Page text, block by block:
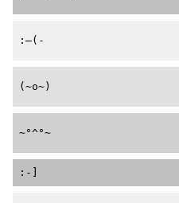
:–(-
(~o~)
~°^°~
:-]